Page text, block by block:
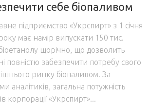
себе біопаливом
підприємство «Укрспирт» з 1 січня
має намір випускати 150 тис.
щорічно, що дозволить
повністю забезпечити потребу свого
ринку біопаливом. За
аналітиків, загальна потужність
корпорації «Укрспирт»...